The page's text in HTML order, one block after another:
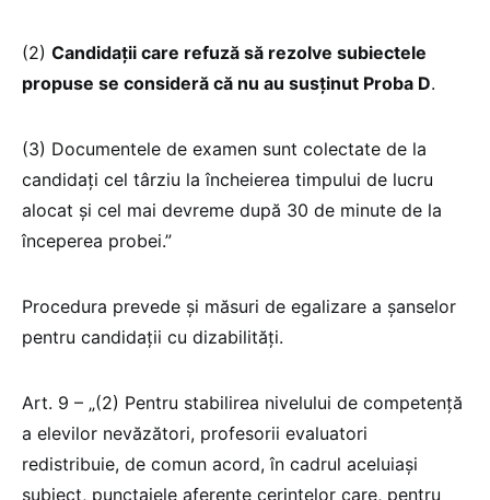
(2) Candidații care refuză să rezolve subiectele
propuse se consideră că nu au susținut Proba D.
(3) Documentele de examen sunt colectate de la
candidați cel târziu la încheierea timpului de lucru
alocat şi cel mai devreme după 30 de minute de la
începerea probei.”
Procedura prevede și măsuri de egalizare a șanselor
pentru candidații cu dizabilități.
Art. 9 – „(2) Pentru stabilirea nivelului de competenţă
a elevilor nevăzători, profesorii evaluatori
redistribuie, de comun acord, în cadrul aceluiaşi
subiect, punctajele aferente cerintelor care, pentru